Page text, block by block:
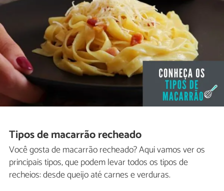
Tipos de macarrão recheado
Você gosta de macarrão recheado? Aqui vamos ver os
principais tipos, que podem levar todos os tipos de
recheios: desde queijo até carnes e verduras.